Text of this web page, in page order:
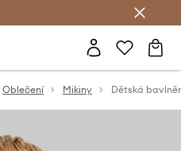
Oblečení Mikiny